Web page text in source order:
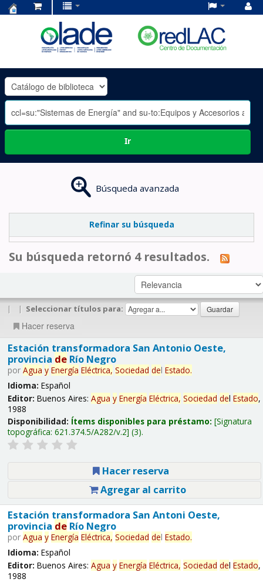
OLADE
-
Ir
Búsqueda avanzada
Refinar su búsqueda
Su búsqueda retornó 4 resultados.
| | Seleccionar títulos para:
Hacer reserva
Estación transformadora San Antonio Oeste,
provincia deRío Negro
por Agua y Energía Eléctrica, Sociedad del Estado.
Idioma: Español
Editor: Buenos Aires: Agua y Energía Eléctrica, Sociedad del Estado,
1988
Disponibilidad: Ítems disponibles para préstamo: Signatura
topográfica: 621.374.5/A282/v.2 (3).
Hacer reserva
Agregar al carrito
Estación transformadora San Antoni Oeste,
provincia deRío Negro
por Agua y Energía Eléctrica, Sociedad del Estado.
Idioma: Español
Editor: Buenos Aires: Agua y Energía Eléctrica, Sociedad del Estado,
1988